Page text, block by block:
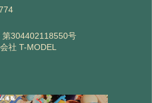
304402118550号
社 T-MODEL